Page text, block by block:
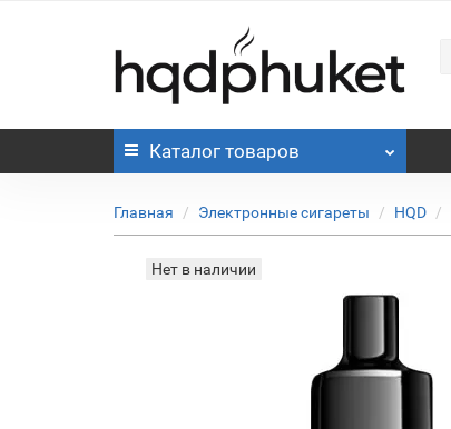
Каталог товаров
Главная Электронные сигареты HQD
Нет в наличии